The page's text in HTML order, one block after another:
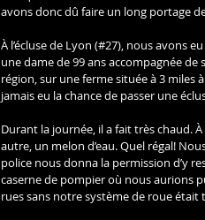
avons donc dû faire un long portage
À l’écluse de Lyon (#27), nous avons
une dame de 99 ans accompagnée de
région, sur une ferme située à 3 miles à
jamais eu la chance de passer une
Durant la journée, il a fait très chaud.
autre, un melon d’eau. Quel régal!
police nous donna la permission d’y
caserne de pompier où nous aurions
rues sans notre système de roue était